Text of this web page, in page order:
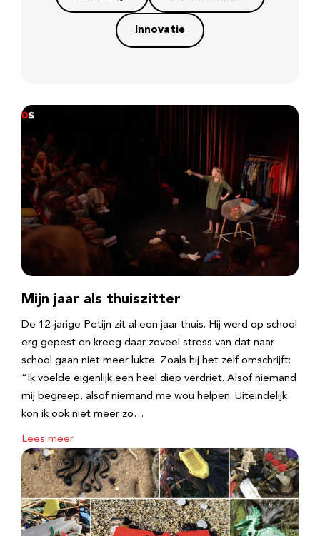
Innovatie
Mijn jaar als thuiszitter
De 12-jarige Petijn zit al een jaar thuis. Hij werd op school
erg gepest en kreeg daar zoveel stress van dat naar
school gaan niet meer lukte. Zoals hij het zelf omschrijft:
“Ik voelde eigenlijk een heel diep verdriet. Alsof niemand
mij begreep, alsof niemand me wou helpen. Uiteindelijk
kon ik ook niet meer zo…
Lees meer